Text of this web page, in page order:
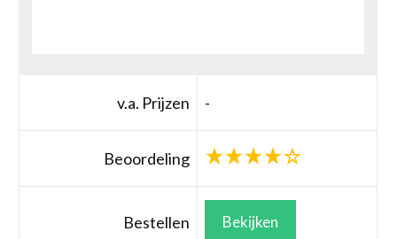
v.a. Prijzen -
Beoordeling
Bestellen Bekijken